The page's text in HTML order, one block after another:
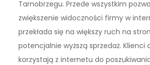
Tarnobrzegu. Przede wszystkim
zwiększenie widoczności firmy w
przekłada się na większy ruch na
potencjalnie wyższą sprzedaż. Klienci
korzystają z internetu do